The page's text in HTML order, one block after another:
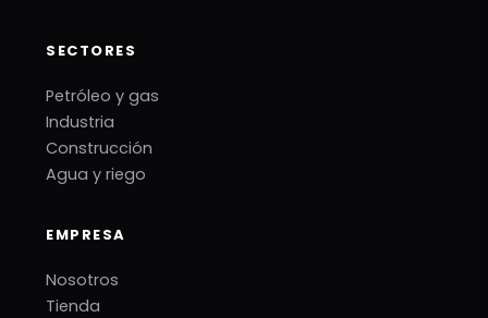
SECTORES
Petróleo y gas
Industria
Construcción
Agua y riego
EMPRESA
Nosotros
Tienda